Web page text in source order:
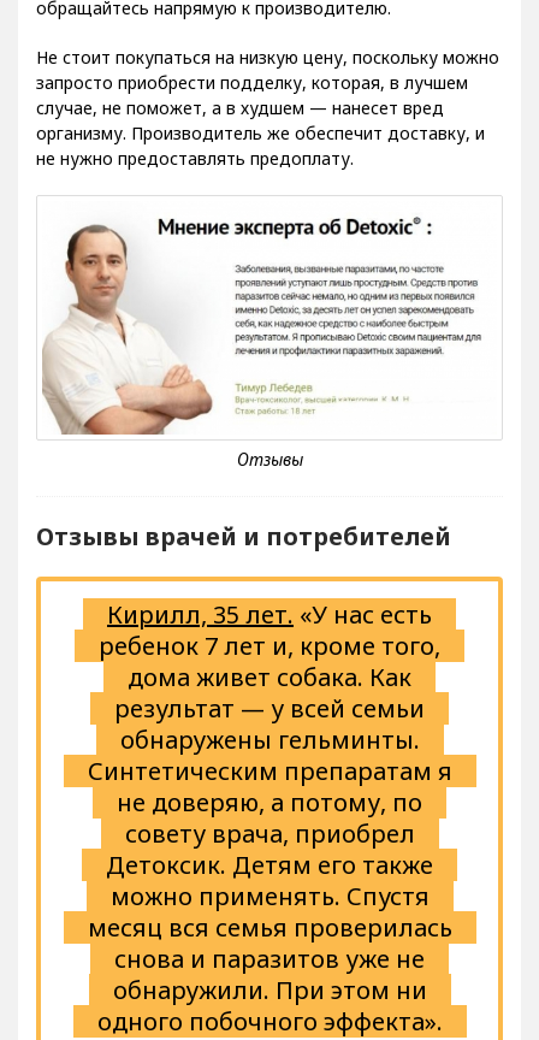
обращайтесь напрямую к производителю.
Не стоит покупаться на низкую цену, поскольку можно
запросто приобрести подделку, которая, в лучшем
случае, не поможет, а в худшем — нанесет вред
организму. Производитель же обеспечит доставку, и
не нужно предоставлять предоплату.
Отзывы врачей и потребителей
Кирилл, 35 лет. «У нас есть
ребенок 7 лет и, кроме того,
дома живет собака. Как
результат — у всей семьи
обнаружены гельминты.
Синтетическим препаратам я
не доверяю, а потому, по
совету врача, приобрел
Детоксик. Детям его также
можно применять. Спустя
месяц вся семья проверилась
снова и паразитов уже не
обнаружили. При этом ни
одного побочного эффекта».